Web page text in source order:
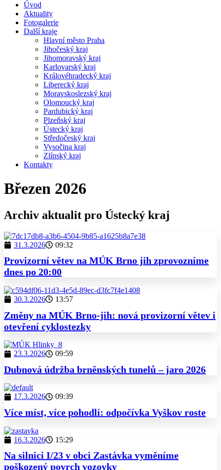
Úvod
Aktuality
Fotogalerie
Další kraje
Hlavní město Praha
Jihočeský kraj
Jihomoravský kraj
Karlovarský kraj
Královéhradecký kraj
Liberecký kraj
Moravskoslezský kraj
Olomoucký kraj
Pardubický kraj
Plzeňský kraj
Ústecký kraj
Středočeský kraj
Vysočina kraj
Zlínský kraj
Kontakty
Březen 2026
Archiv aktualit pro Ústecký kraj
31.3.2026 09:32
Provizorní větev na MÚK Brno jih zprovozníme
dnes po 20:00
30.3.2026 13:57
Změny na MÚK Brno-jih: nová provizorní větev i
otevření cyklostezky
23.3.2026 09:59
Dubnová údržba brněnských tunelů – jaro 2026
17.3.2026 09:39
Více míst, více pohodlí: odpočívka Vyškov roste
16.3.2026 15:29
Na silnici I/23 v obci Zastávka vyměníme
poškozený povrch vozovky